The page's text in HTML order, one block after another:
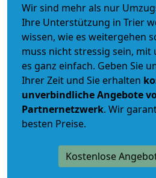
Wir sind mehr als nur
Ihre Unterstützung in Trier
wissen, wie es weitergehen
muss nicht stressig sein, mit
es ganz einfach. Geben Sie
Ihrer Zeit und Sie erhalten
unverbindlicheAngebote
Partnernetzwerk. Wir
besten Preise.
Kostenlose